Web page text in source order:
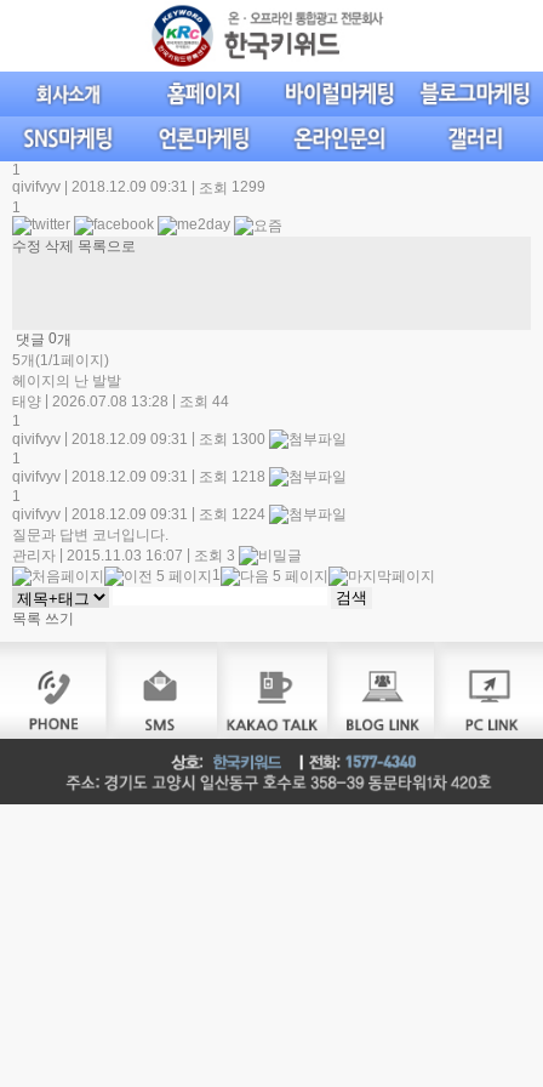
1
qivifvyv
2018.12.09 09:31 조회 1299
1
수정 삭제 목록으로
댓글 0개
5개(1/1페이지)
헤이지의 난 발발
태양
2026.07.08 13:28
조회 44
1
qivifvyv
2018.12.09 09:31
조회 1300
1
qivifvyv
2018.12.09 09:31
조회 1218
1
qivifvyv
2018.12.09 09:31
조회 1224
질문과 답변 코너입니다.
관리자
2015.11.03 16:07
조회 3
1
목록 쓰기